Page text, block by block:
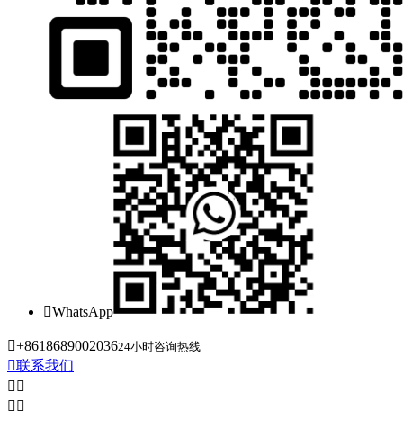
WhatsApp
+861868900203624小时咨询热线
联系我们
 
 